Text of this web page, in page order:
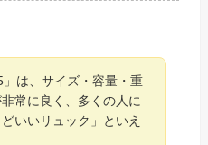
」は、サイズ・容量・重
常に良く、多くの人に
いいリュック」といえ